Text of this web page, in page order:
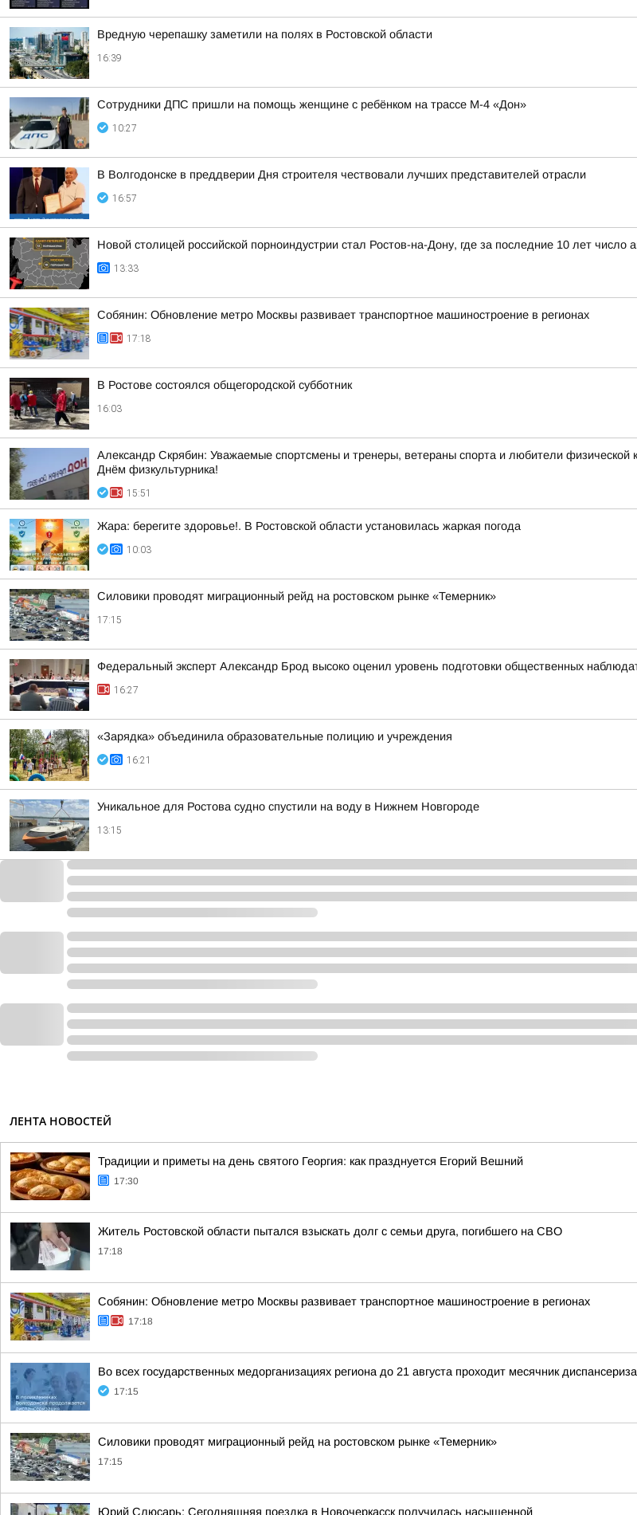
Вредную черепашку заметили на полях в Ростовской области
16:39
Сотрудники ДПС пришли на помощь женщине с ребёнком на трассе М-4 «Дон»
10:27
В Волгодонске в преддверии Дня строителя чествовали лучших представителей отрасли
16:57
Новой столицей российской порноиндустрии стал Ростов-на-Дону, где за последние 10 лет число
13:33
Собянин: Обновление метро Москвы развивает транспортное машиностроение в регионах
17:18
В Ростове состоялся общегородской субботник
16:03
Александр Скрябин: Уважаемые спортсмены и тренеры, ветераны спорта и любители
Днём физкультурника!
15:51
Жара: берегите здоровье!. В Ростовской области установилась жаркая погода
10:03
Силовики проводят миграционный рейд на ростовском рынке «Темерник»
17:15
Федеральный эксперт Александр Брод высоко оценил уровень подготовки общественных
16:27
«Зарядка» объединила образовательные полицию и учреждения
16:21
Уникальное для Ростова судно спустили на воду в Нижнем Новгороде
13:15
ЛЕНТА НОВОСТЕЙ
Традиции и приметы на день святого Георгия: как празднуется Егорий Вешний
17:30
Житель Ростовской области пытался взыскать долг с семьи друга, погибшего на СВО
17:18
Собянин: Обновление метро Москвы развивает транспортное машиностроение в регионах
17:18
Во всех государственных медорганизациях региона до 21 августа проходит месячник
17:15
Силовики проводят миграционный рейд на ростовском рынке «Темерник»
17:15
Юрий Слюсарь: Сегодняшняя поездка в Новочеркасск получилась насыщенной